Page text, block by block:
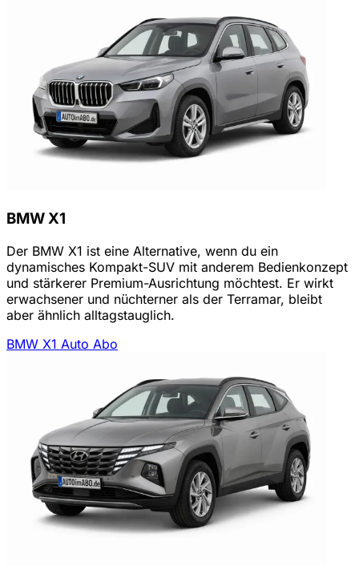
BMW X1
Der BMW X1 ist eine Alternative, wenn du ein
dynamisches Kompakt-SUV mit anderem Bedienkonzept
und stärkerer Premium-Ausrichtung möchtest. Er wirkt
erwachsener und nüchterner als der Terramar, bleibt
aber ähnlich alltagstauglich.
BMW X1 Auto Abo